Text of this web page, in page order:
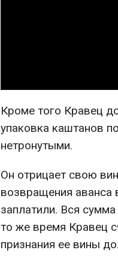
Кроме того Кравец
упаковка каштанов
нетронутыми.
Он отрицает свою
возвращения аванса
заплатили. Вся
то же время Кравец
признания ее вины